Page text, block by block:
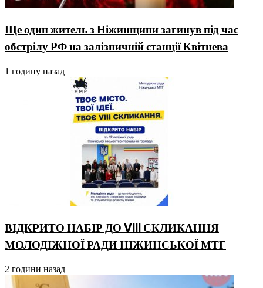
Ще один житель з Ніжинщини загинув під час
обстрілу РФ на залізничній станції Квітнева
1 годину назад
ВІДКРИТО НАБІР ДО VIII СКЛИКАННЯ
МОЛОДІЖНОЇ РАДИ НІЖИНСЬКОЇ МТГ
2 години назад